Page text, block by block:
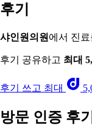
후기
샤인원의원 에서 진
후기 공유하고 최대
후기 쓰고 최대
방문 인증 후기